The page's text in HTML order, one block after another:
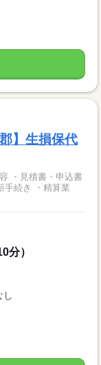
】生損保代
手続き ・精算業
分）